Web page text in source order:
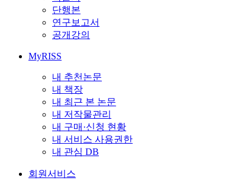
단행본
연구보고서
공개강의
MyRISS
내 추천논문
내 책장
내 최근 본 논문
내 저작물관리
내 구매·신청 현황
내 서비스 사용권한
내 관심 DB
회원서비스